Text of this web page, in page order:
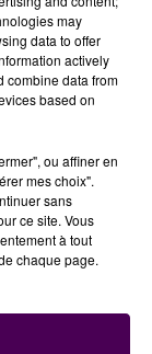
may
data to offer
actively
combine data from
based on
ou affiner en
mes choix".
sans
ce site. Vous
à tout
chaque page.